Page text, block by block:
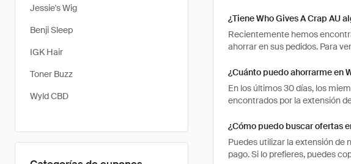
Jessie's Wig
Benji Sleep
IGK Hair
Toner Buzz
Wyld CBD
¿Tiene Who Gives A Crap AU
Recientemente hemos
ahorrar en sus pedidos. Para
¿Cuánto puedo ahorrarme en
En los últimos 30 días, los
encontrados por la extensión
¿Cómo puedo buscar ofertas
Puedes utilizar la extensión
pago. Si lo prefieres, puedes